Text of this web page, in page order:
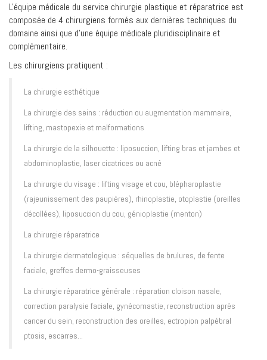
L'équipe médicale du service chirurgie plastique et réparatrice est
composée de 4 chirurgiens formés aux dernières techniques du
domaine ainsi que d'une équipe médicale pluridisciplinaire et
complémentaire.
Les chirurgiens pratiquent :
La chirurgie esthétique
La chirurgie des seins : réduction ou augmentation mammaire,
lifting, mastopexie et malformations
La chirurgie de la silhouette : liposuccion, lifting bras et jambes et
abdominoplastie, laser cicatrices ou acné
La chirurgie du visage : lifting visage et cou, blépharoplastie
(rajeunissement des paupières), rhinoplastie, otoplastie (oreilles
décollées), liposuccion du cou, génioplastie (menton)
La chirurgie réparatrice
La chirurgie dermatologique : séquelles de brulures, de fente
faciale, greffes dermo-graisseuses
La chirurgie réparatrice générale : réparation cloison nasale,
correction paralysie faciale, gynécomastie, reconstruction après
cancer du sein, reconstruction des oreilles, ectropion palpébral
ptosis, escarres...